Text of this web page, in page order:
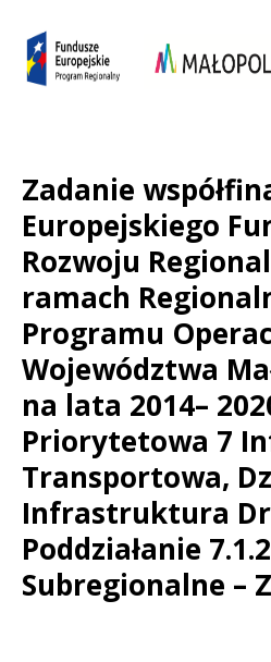
Treść
Zadanie
Europejskiego
Rozwoju
ramach
Programu
Województwa
na lata 2014–
Priorytetowa 7
Transportowa,
Infrastruktura
Poddziałanie
Subregionalne –